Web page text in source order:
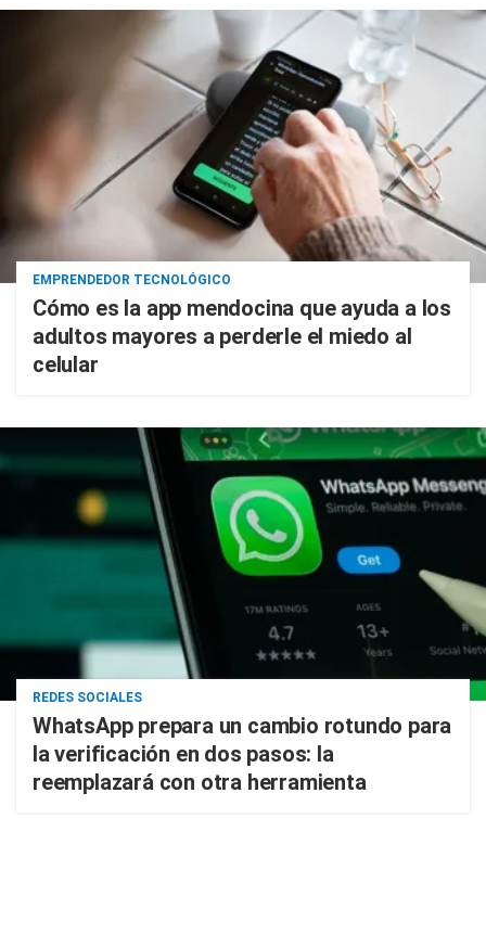
EMPRENDEDOR TECNOLÓGICO
Cómo es la app mendocina que ayuda a los
adultos mayores a perderle el miedo al
celular
REDES SOCIALES
WhatsApp prepara un cambio rotundo para
la verificación en dos pasos: la
reemplazará con otra herramienta